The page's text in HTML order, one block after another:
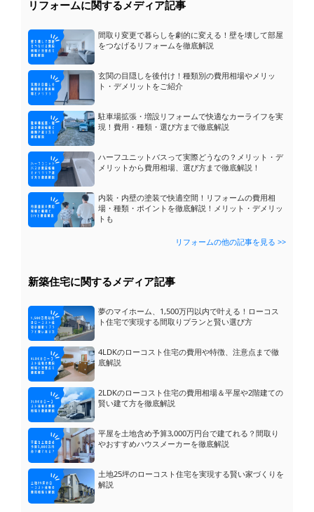
リフォームに関するメディア記事
間取り変更で暮らしを劇的に変える！壁を壊して部屋
をつなげるリフォームを徹底解説
玄関の目隠しを後付け！種類別の費用相場やメリッ
ト・デメリットをご紹介
駐車場拡張・増設リフォームで快適なカーライフを実
現！費用・種類・選び方まで徹底解説
ハーフユニットバスって実際どうなの？メリット・デ
メリットから費用相場、選び方まで徹底解説！
内装・内壁の塗装で快適空間！リフォームの費用相
場・種類・ポイントを徹底解説！メリット・デメリッ
トも
リフォームの他の記事を見る >>
新築住宅に関するメディア記事
夢のマイホーム、1,500万円以内で叶える！ローコス
ト住宅で実現する間取りプランと賢い選び方
4LDKのローコスト住宅の費用や特徴、注意点まで徹
底解説
2LDKのローコスト住宅の費用相場＆平屋や2階建ての
賢い建て方を徹底解説
平屋を土地含め予算3,000万円台で建てれる？間取り
やおすすめハウスメーカーを徹底解説
土地25坪のローコスト住宅を実現する賢い家づくりを
解説
キッチンの各パーツの交換時間
質問 ゲリラ豪雨の時に限り床下から水が滲み出て...
築40年の家の外構リフォーム、ブロック塀...